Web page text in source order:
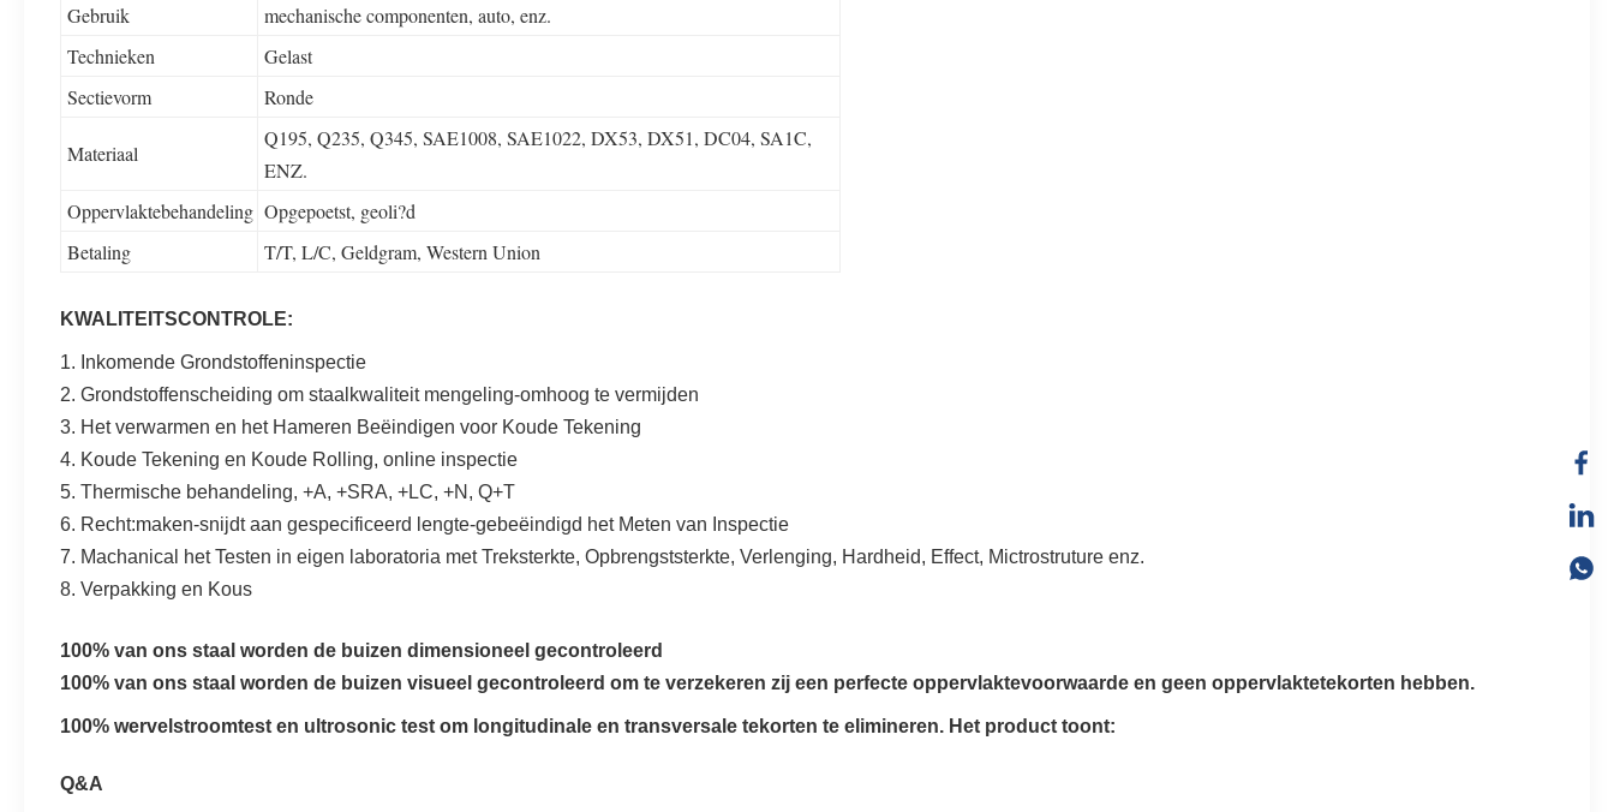
Gebruik
mechanische componenten, auto, enz.
Technieken
Gelast
Sectievorm
Ronde
Materiaal
Q195, Q235, Q345, SAE1008, SAE1022, DX53, DX51, DC04, SA1C,
ENZ.
Oppervlaktebehandeling Opgepoetst, geoli?d
Betaling
T/T, L/C, Geldgram, Western Union
KWALITEITSCONTROLE:
1. Inkomende Grondstoffeninspectie
2. Grondstoffenscheiding om staalkwaliteit mengeling-omhoog te vermijden
3. Het verwarmen en het Hameren Beëindigen voor Koude Tekening
4. Koude Tekening en Koude Rolling, online inspectie
5. Thermische behandeling, +A, +SRA, +LC, +N, Q+T
6. Recht:maken-snijdt aan gespecificeerd lengte-gebeëindigd het Meten van Inspectie
7. Machanical het Testen in eigen laboratoria met Treksterkte, Opbrengststerkte, Verlenging, Hardheid, Effect, Mictrostruture enz.
8. Verpakking en Kous
100% van ons staal worden de buizen dimensioneel gecontroleerd
100% van ons staal worden de buizen visueel gecontroleerd om te verzekeren zij een perfecte oppervlaktevoorwaarde en geen oppervlaktetekorten hebben.
100% wervelstroomtest en ultrosonic test om longitudinale en transversale tekorten te elimineren. Het product toont:
Q&A